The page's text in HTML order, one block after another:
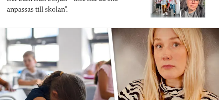
anpassas till skolan”.